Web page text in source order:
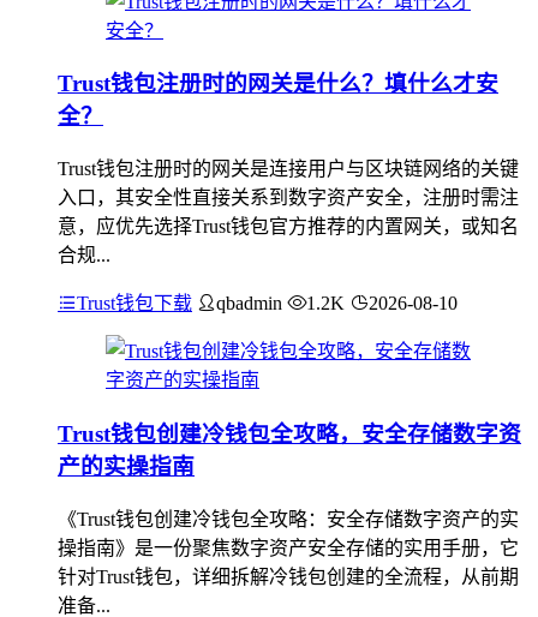
Trust钱包注册时的网关是什么？填什么才安
全？
Trust钱包注册时的网关是连接用户与区块链网络的关键
入口，其安全性直接关系到数字资产安全，注册时需注
意，应优先选择Trust钱包官方推荐的内置网关，或知名
合规...
Trust钱包下载 qbadmin 1.2K 2026-08-10
Trust钱包创建冷钱包全攻略，安全存储数字资
产的实操指南
《Trust钱包创建冷钱包全攻略：安全存储数字资产的实
操指南》是一份聚焦数字资产安全存储的实用手册，它
针对Trust钱包，详细拆解冷钱包创建的全流程，从前期
准备...